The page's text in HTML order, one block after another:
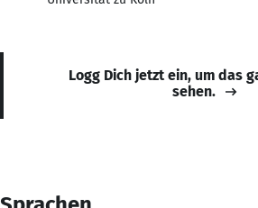
Logg Dich jetzt ein, um das
sehen.